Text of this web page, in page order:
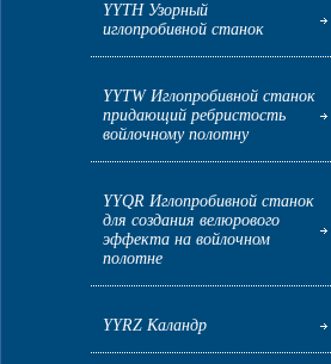
YYTH Узорный
иглопробивной станок
YYTW Иглопробивной станок
придающий ребристость
войлочному полотну
YYQR Иглопробивной станок
для создания велюрового
эффекта на войлочном
полотне
YYRZ Каландр